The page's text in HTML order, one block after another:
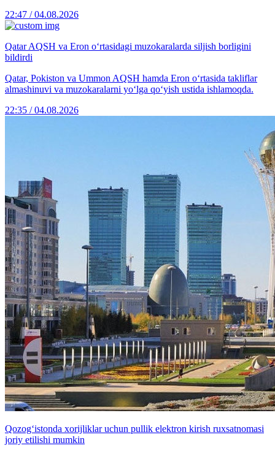
22:47 / 04.08.2026
Qatar AQSH va Eron o‘rtasidagi muzokaralarda siljish borligini
bildirdi
Qatar, Pokiston va Ummon AQSH hamda Eron o‘rtasida takliflar
almashinuvi va muzokaralarni yo‘lga qo‘yish ustida ishlamoqda.
22:35 / 04.08.2026
Qozog‘istonda xorijliklar uchun pullik elektron kirish ruxsatnomasi
joriy etilishi mumkin